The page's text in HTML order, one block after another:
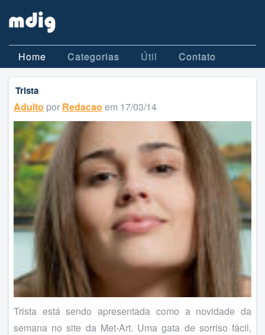
Home Categorias Útil Contato
Trista
Adulto por Redacao em 17/03/14
Trista está sendo apresentada como a novidade da
semana no site da Met-Art. Uma gata de sorriso fácil,